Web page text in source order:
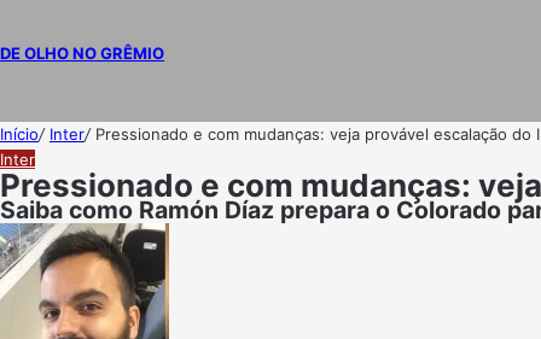
DE OLHO NO GRÊMIO
Início/ Inter/ Pressionado e com mudanças: veja provável escalação
Inter
Pressionado e com mudanças:
Saiba como Ramón Díaz prepara o Colorado